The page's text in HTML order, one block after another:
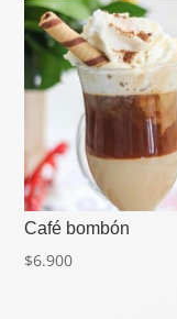
Café bombón
$6.900